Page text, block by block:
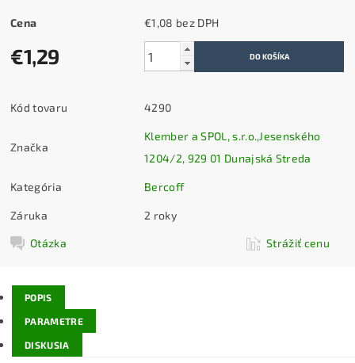
Cena €1,08 bez DPH
€1,29
Kód tovaru 4290
Značka
Klember a SPOL, s.r.o.,Jesenského
1204/2, 929 01 Dunajská Streda
Kategória Bercoff
Záruka 2 roky
Otázka Strážiť cenu
POPIS
PARAMETRE
DISKUSIA